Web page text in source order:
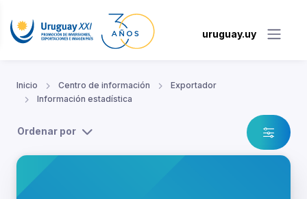
uruguay.uy
Inicio Centro de información
Exportador
Información estadística
Ordenar por